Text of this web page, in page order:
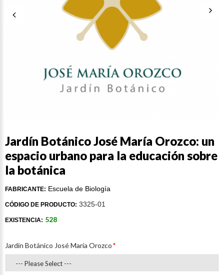
Jardín Botánico José María Orozco: un
espacio urbano para la educación sobre
la botánica
FABRICANTE: Escuela de Biología
CÓDIGO DE PRODUCTO: 3325-01
EXISTENCIA: 528
Jardín Botánico José María Orozco